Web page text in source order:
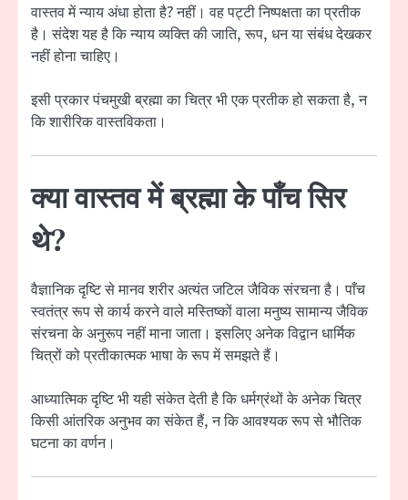
वास्तव में न्याय अंधा होता है? नहीं। वह पट्टी निष्पक्षता का प्रतीक
है। संदेश यह है कि न्याय व्यक्ति की जाति, रूप, धन या संबंध देखकर
नहीं होना चाहिए।
इसी प्रकार पंचमुखी ब्रह्मा का चित्र भी एक प्रतीक हो सकता है, न
कि शारीरिक वास्तविकता।
क्या वास्तव में ब्रह्मा के पाँच सिर
थे?
वैज्ञानिक दृष्टि से मानव शरीर अत्यंत जटिल जैविक संरचना है। पाँच
स्वतंत्र रूप से कार्य करने वाले मस्तिष्कों वाला मनुष्य सामान्य जैविक
संरचना के अनुरूप नहीं माना जाता। इसलिए अनेक विद्वान धार्मिक
चित्रों को प्रतीकात्मक भाषा के रूप में समझते हैं।
आध्यात्मिक दृष्टि भी यही संकेत देती है कि धर्मग्रंथों के अनेक चित्र
किसी आंतरिक अनुभव का संकेत हैं, न कि आवश्यक रूप से भौतिक
घटना का वर्णन।